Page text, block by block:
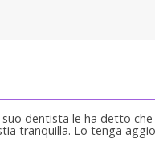
suo dentista le ha detto
tranquilla. Lo tenga